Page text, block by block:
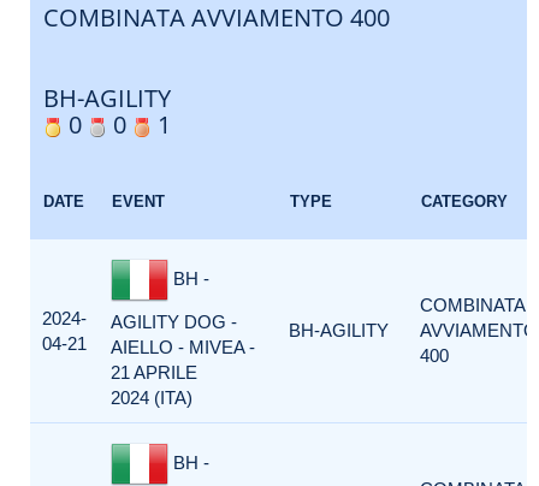
COMBINATA AVVIAMENTO 400
BH-AGILITY
0
0 1
DATE EVENT TYPE CATEGORY
2024-
04-21
BH -
AGILITY DOG -
AIELLO - MIVEA -
21 APRILE
2024 (ITA)
BH-AGILITY
COMBINATA
AVVIAMENTO
400
BH -